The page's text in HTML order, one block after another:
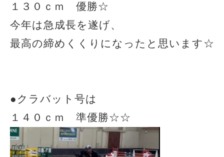
１３０ｃｍ 優勝☆
今年は急成長を遂げ、
最高の締めくくりになったと思います☆
●クラバット号は
１４０ｃｍ 準優勝☆☆